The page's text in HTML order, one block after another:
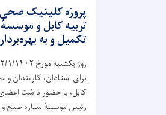
پروژه کلینیک
تربیه کابل و
تکمیل و به
برای استادان، کارمندان و
کابل، با حضور داشت
رئیس موسسهٔ ستاره صبح و